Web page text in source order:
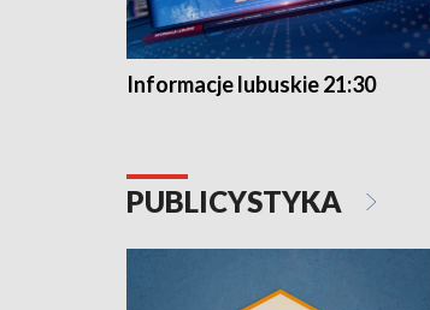
Informacje lubuskie 21:30
PUBLICYSTYKA